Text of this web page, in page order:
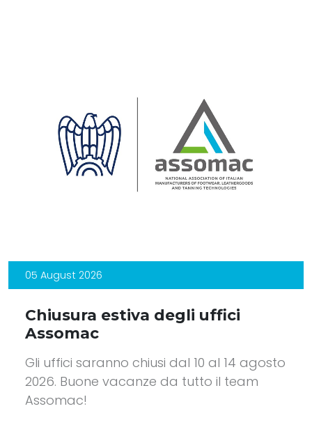
05 August 2026
Chiusura estiva degli uffici
Assomac
Gli uffici saranno chiusi dal 10 al 14 agosto
2026. Buone vacanze da tutto il team
Assomac!